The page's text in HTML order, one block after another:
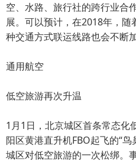
空、水路、旅行社的跨行业合
展。可以预计，在2018年，
种交通方式联运线路也会不断加
通用航空
低空旅游再次升温
1月1日，北京城区首条常态化
阳区黄港直升机FBO起飞的“
城区对低空旅游的一次松绑。